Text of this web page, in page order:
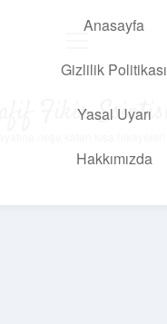
Anasayfa
Gizlilik Politikası
Yasal Uyarı
Hakkımızda
Hafif Fikir Esintisi